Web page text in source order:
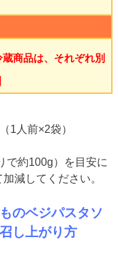
蔵商品は、それぞれ別
1人前×2袋）
で約100g）を目安に
減してください。
のベジパスタソ
し上がり方